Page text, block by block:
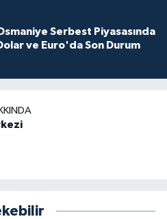
Serbest Piyasasında
ve Euro'da Son Durum